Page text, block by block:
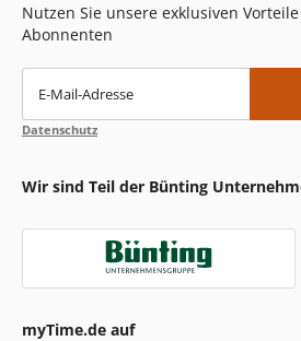
Nutzen Sie unsere exklusiven
Abonnenten
E-Mail-Adresse
Datenschutz
Wir sind Teil der Bünting
myTime.de auf